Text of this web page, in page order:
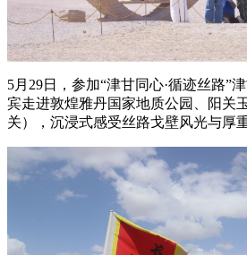
5月29日，参加“津甘同心·循迹丝路”
宾走进敦煌雅丹国家地质公园、阳关
关），沉浸式感受丝路戈壁风光与厚